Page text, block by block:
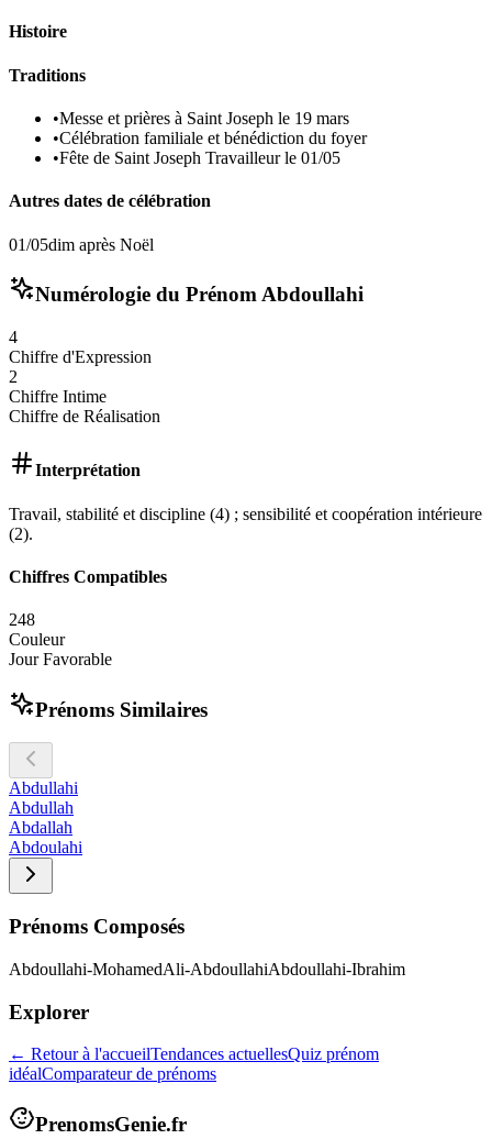
Histoire
Traditions
•Messe et prières à Saint Joseph le 19 mars
•Célébration familiale et bénédiction du foyer
•Fête de Saint Joseph Travailleur le 01/05
Autres dates de célébration
01/05dim après Noël
Numérologie du PrénomAbdoullahi
4
Chiffre d'Expression
2
Chiffre Intime
Chiffre de Réalisation
Interprétation
Travail, stabilité et discipline (4) ; sensibilité et coopération intérieure
(2).
Chiffres Compatibles
248
Couleur
Jour Favorable
Prénoms Similaires
Abdullahi
Abdullah
Abdallah
Abdoulahi
Prénoms Composés
Abdoullahi-MohamedAli-AbdoullahiAbdoullahi-Ibrahim
Explorer
← Retour à l'accueilTendances actuellesQuiz prénom
idéalComparateur de prénoms
PrenomsGenie.fr